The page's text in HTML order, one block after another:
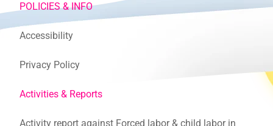
POLICIES & INFO
Accessibility
Privacy Policy
Activities & Reports
Activity report against Forced labor & child labor in